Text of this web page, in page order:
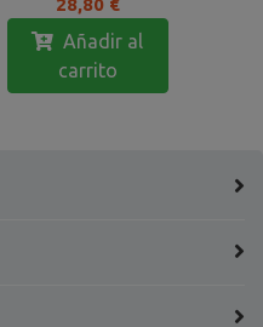
28,80 €
Añadir al
carrito